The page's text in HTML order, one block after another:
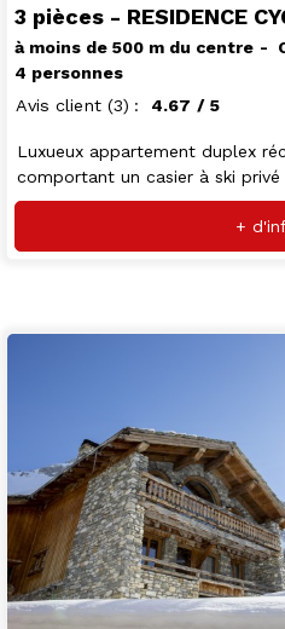
3 pièces - RESIDENCE
à moins de 500 m du centre
4 personnes
Avis client (3) 4.67 / 5
Luxueux appartement duplex
comportant un casier à ski
+